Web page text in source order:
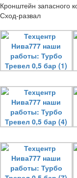
Кронштейн запасного
Сход-развал